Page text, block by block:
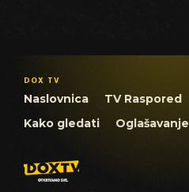
DOX TV
Naslovnica TV Raspored
Kako gledati
Oglašavanje